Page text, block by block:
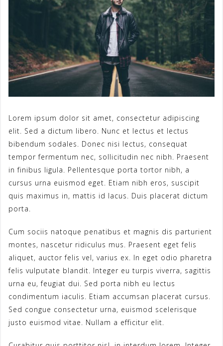
Lorem ipsum dolor sit amet, consectetur adipiscing
elit. Sed a dictum libero. Nunc et lectus et lectus
bibendum sodales. Donec nisi lectus, consequat
tempor fermentum nec, sollicitudin nec nibh. Praesent
in finibus ligula. Pellentesque porta tortor nibh, a
cursus urna euismod eget. Etiam nibh eros, suscipit
quis maximus in, mattis id lacus. Duis placerat dictum
porta.
Cum sociis natoque penatibus et magnis dis parturient
montes, nascetur ridiculus mus. Praesent eget felis
aliquet, auctor felis vel, varius ex. In eget odio pharetra
felis vulputate blandit. Integer eu turpis viverra, sagittis
urna eu, feugiat dui. Sed porta nibh eu lectus
condimentum iaculis. Etiam accumsan placerat cursus.
Sed congue consectetur urna, euismod scelerisque
justo euismod vitae. Nullam a efficitur elit.